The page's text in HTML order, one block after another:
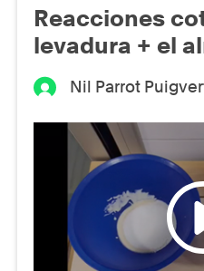
Reacciones
levadura + el
Nil Parrot